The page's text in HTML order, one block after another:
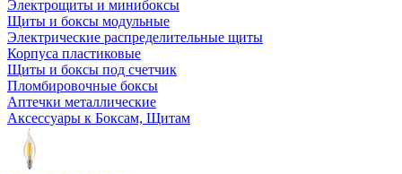
Электрощиты и минибоксы
Щиты и боксы модульные
Электрические распределительные щиты
Корпуса пластиковые
Щиты и боксы под счетчик
Пломбировочные боксы
Аптечки металлические
Аксессуары к Боксам, Щитам